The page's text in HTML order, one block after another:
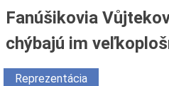
Fanúšikovia
chýbajú im
Reprezentácia